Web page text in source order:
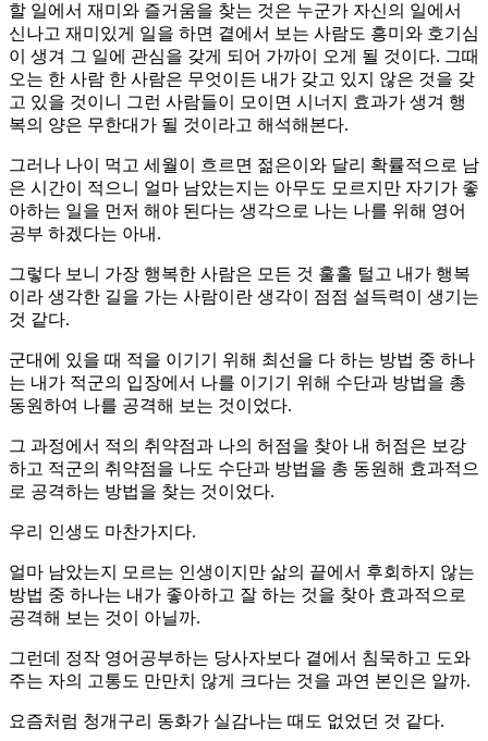
할 일에서 재미와 즐거움을 찾는 것은 누군가 자신의 일에서
신나고 재미있게 일을 하면 곁에서 보는 사람도 흥미와 호기심
이 생겨 그 일에 관심을 갖게 되어 가까이 오게 될 것이다. 그때
오는 한 사람 한 사람은 무엇이든 내가 갖고 있지 않은 것을 갖
고 있을 것이니 그런 사람들이 모이면 시너지 효과가 생겨 행
복의 양은 무한대가 될 것이라고 해석해본다.
그러나 나이 먹고 세월이 흐르면 젊은이와 달리 확률적으로 남
은 시간이 적으니 얼마 남았는지는 아무도 모르지만 자기가 좋
아하는 일을 먼저 해야 된다는 생각으로 나는 나를 위해 영어
공부 하겠다는 아내.
그렇다 보니 가장 행복한 사람은 모든 것 훌훌 털고 내가 행복
이라 생각한 길을 가는 사람이란 생각이 점점 설득력이 생기는
것 같다.
군대에 있을 때 적을 이기기 위해 최선을 다 하는 방법 중 하나
는 내가 적군의 입장에서 나를 이기기 위해 수단과 방법을 총
동원하여 나를 공격해 보는 것이었다.
그 과정에서 적의 취약점과 나의 허점을 찾아 내 허점은 보강
하고 적군의 취약점을 나도 수단과 방법을 총 동원해 효과적으
로 공격하는 방법을 찾는 것이었다.
우리 인생도 마찬가지다.
얼마 남았는지 모르는 인생이지만 삶의 끝에서 후회하지 않는
방법 중 하나는 내가 좋아하고 잘 하는 것을 찾아 효과적으로
공격해 보는 것이 아닐까.
그런데 정작 영어공부하는 당사자보다 곁에서 침묵하고 도와
주는 자의 고통도 만만치 않게 크다는 것을 과연 본인은 알까.
요즘처럼 청개구리 동화가 실감나는 때도 없었던 것 같다.